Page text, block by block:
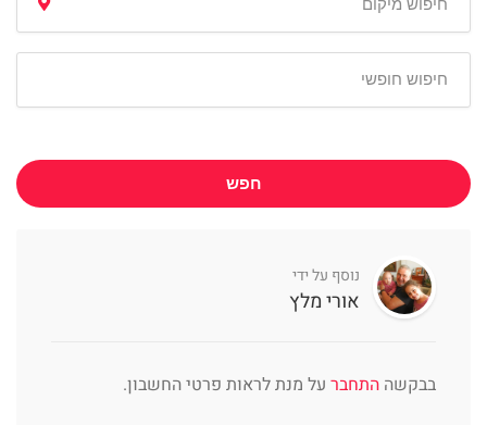
חפש
נוסף על ידי
אורי מלץ
בבקשה התחבר על מנת לראות פרטי החשבון.